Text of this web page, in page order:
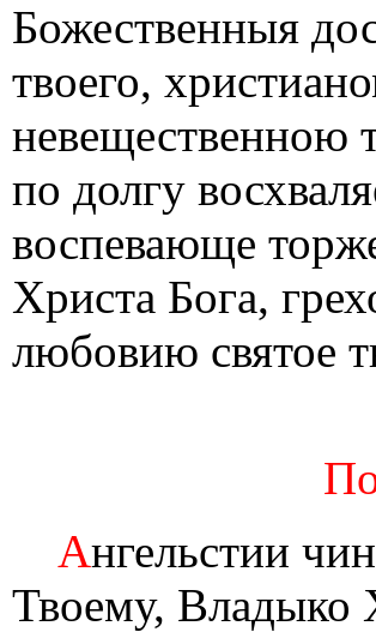
Божественныя
твоего,
невещественною
по долгу
воспевающе
Христа Бога,
любовию святое
Ангельстии
Твоему, Владыко